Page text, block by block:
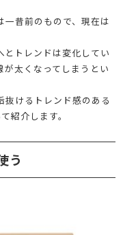
一昔前のもので、現在は
とトレンドは変化してい
太くなってしまうとい
抜けるトレンド感のある
紹介します。
う